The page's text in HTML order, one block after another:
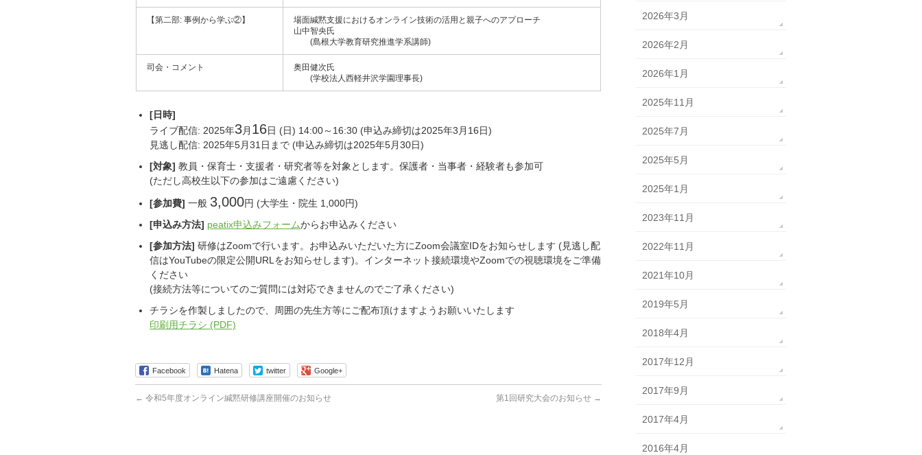
【第二部: 事例から学ぶ②】
場面緘黙支援におけるオンライン技術の活用と親子へのアプローチ
山中智央氏
(島根大学教育研究推進学系講師)
司会・コメント
奥田健次氏
(学校法人西軽井沢学園理事長)
[日時]
ライブ配信: 2025年3月 16日 (日) 14:00～16:30 (申込み締切は2025年3月16日)
見逃し配信: 2025年5月31日まで (申込み締切は2025年5月30日)
[対象] 教員・保育士・支援者・研究者等を対象とします。保護者・当事者・経験者も参加可
(ただし高校生以下の参加はご遠慮ください)
[参加費] 一般 3,000円 (大学生・院生 1,000円)
[申込み方法] peatix申込みフォームからお申込みください
[参加方法] 研修はZoomで行います。お申込みいただいた方にZoom会議室IDをお知らせします (見逃し配
信はYouTubeの限定公開URLをお知らせします)。インターネット接続環境やZoomでの視聴環境をご準備
ください
(接続方法等についてのご質問には対応できませんのでご了承ください)
チラシを作製しましたので、周囲の先生方等にご配布頂けますようお願いいたします
印刷用チラシ (PDF)
Facebook Hatena twitter Google+
← 令和5年度オンライン緘黙研修講座開催のお知らせ 第1回研究大会のお知らせ →
2026年3月
2026年2月
2026年1月
2025年11月
2025年7月
2025年5月
2025年1月
2023年11月
2022年11月
2021年10月
2019年5月
2018年4月
2017年12月
2017年9月
2017年4月
2016年4月